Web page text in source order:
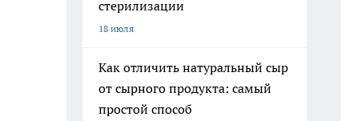
стерилизации
18 июля
Как отличить натуральный сыр
от сырного продукта: самый
простой способ